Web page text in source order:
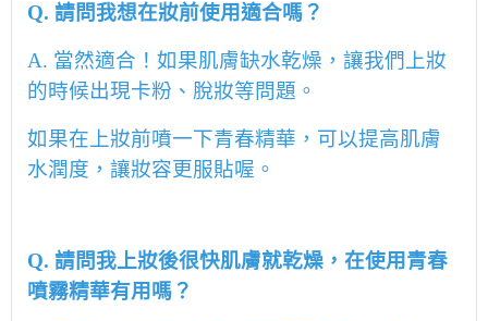
Q. 請問我想在妝前使用適合嗎？
A. 當然適合！如果肌膚缺水乾燥，讓我們上妝
的時候出現卡粉、脫妝等問題。
如果在上妝前噴一下青春精華，可以提高肌膚
水潤度，讓妝容更服貼喔。
Q. 請問我上妝後很快肌膚就乾燥，在使用青春
噴霧精華有用嗎？